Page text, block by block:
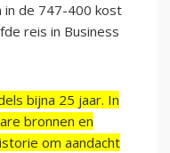
in de 747-400 kost
reis in Business
bijna 25 jaar. In
bronnen en
om aandacht